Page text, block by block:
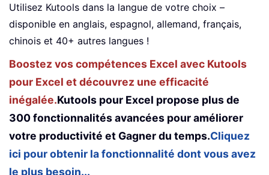
Utilisez Kutools dans la langue de votre choix –
disponible en anglais, espagnol, allemand, français,
chinois et 40+ autres langues !
Boostez vos compétences Excel avec Kutools
pour Excel et découvrez une efficacité
inégalée.Kutools pour Excel propose plus de
300 fonctionnalités avancées pour améliorer
votre productivité et Gagner du temps.Cliquez
ici pour obtenir la fonctionnalité dont vous avez
le plus besoin...